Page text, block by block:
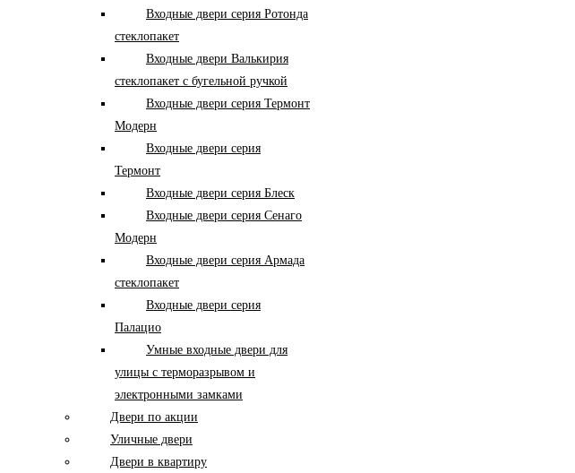
Входные двери серия Ротонда
стеклопакет
Входные двери Валькирия
стеклопакет с бугельной ручкой
Входные двери серия Термонт
Модерн
Входные двери серия
Термонт
Входные двери серия Блеск
Входные двери серия Сенаго
Модерн
Входные двери серия Армада
стеклопакет
Входные двери серия
Палацио
Умные входные двери для
улицы с терморазрывом и
электронными замками
Двери по акции
Уличные двери
Двери в квартиру